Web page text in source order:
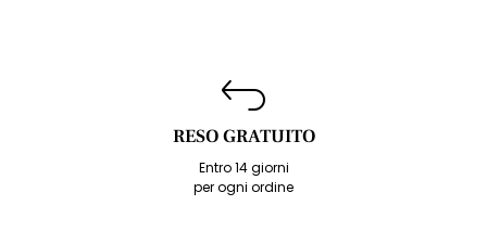
RESO GRATUITO
Entro 14 giorni
per ogni ordine